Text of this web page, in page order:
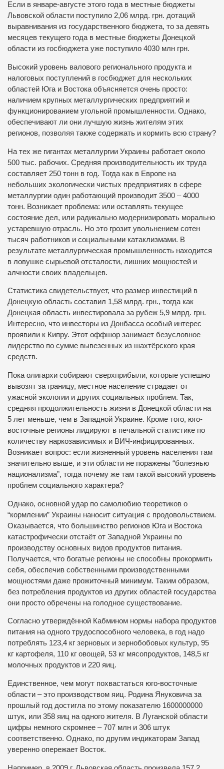
Если в январе-августе этого года в местные бюджеты
Львовской области поступило 2,06 млрд. грн. дотаций
выравнивания из государственного бюджета, то за девять
месяцев текущего года в местные бюджеты Донецкой
области из госбюджета уже поступило 4030 млн грн.
Высокий уровень валового регионального продукта и
налоговых поступлений в госбюджет для нескольких
областей Юга и Востока объясняется очень просто:
наличием крупных металлургических предприятий и
функционированием угольной промышленности. Однако,
обеспечивают ли они лучшую жизнь жителям этих
регионов, позволяя также содержать и кормить всю страну?
На тех же гигантах металлургии Украины работает около
500 тыс. рабочих. Средняя производительность их труда
составляет 250 тонн в год. Тогда как в Европе на
небольших экологически чистых предприятиях в сфере
металлургии один работающий производит 3500 – 4000
тонн. Возникает проблема: или оставлять текущее
состояние дел, или радикально модернизировать морально
устаревшую отрасль. Но это грозит увольнением сотен
тысяч работников и социальными катаклизмами. В
результате металлургическая промышленность находится
в ловушке сырьевой отсталости, лишних мощностей и
алчности своих владельцев.
Статистика свидетельствует, что размер инвестиций в
Донецкую область составил 1,58 млрд. грн., тогда как
Донецкая область инвестировала за рубеж 5,9 млрд. грн.
Интересно, что инвесторы из Донбасса особый интерес
проявили к Кипру. Этот оффшор занимает безусловное
лидерство по сумме вывезенных из шахтёрского края
средств.
Пока олигархи собирают сверхприбыли, которые успешно
вывозят за границу, местное население страдает от
ужасной экологии и других социальных проблем. Так,
средняя продолжительность жизни в Донецкой области на
5 лет меньше, чем в Западной Украине. Кроме того, юго-
восточные регионы лидируют в печальной статистике по
количеству наркозависимых и ВИЧ-инфицированных.
Возникает вопрос: если жизненный уровень населения там
значительно выше, и эти области не поражены “болезнью
национализма”, тогда почему же там такой высокий уровень
проблем социального характера?
Однако, основной удар по самолюбию теоретиков о
“кормлении” Украины наносит ситуация с продовольствием.
Оказывается, что большинство регионов Юга и Востока
катастрофически отстаёт от Западной Украины по
производству основных видов продуктов питания.
Получается, что богатые регионы не способны прокормить
себя, обеспечив собственными производственными
мощностями даже прожиточный минимум. Таким образом,
без потребления продуктов из других областей государства
они просто обречены на голодное существование.
Согласно утверждённой Кабмином нормы набора продуктов
питания на одного трудоспособного человека, в год надо
потреблять 123,4 кг зерновых и зернобобовых культур, 95
кг картофеля, 110 кг овощей, 53 кг мясопродуктов, 148,5 кг
молочных продуктов и 220 яиц.
Единственное, чем могут похвастаться юго-восточные
области – это производством яиц. Родина Януковича за
прошлый год достигла по этому показателю 1600000000
штук, или 358 яиц на одного жителя. В Луганской области
цифры немного скромнее – 707 млн и 306 штук
соответственно. Однако, по другим индикаторам Запад
уверенно опережает Восток.